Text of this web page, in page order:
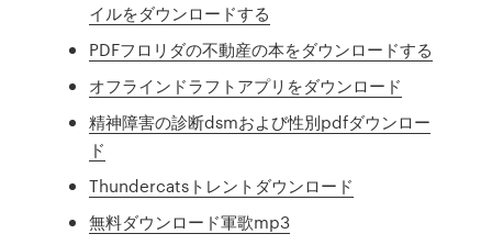
イルをダウンロードする
PDFフロリダの不動産の本をダウンロードする
オフラインドラフトアプリをダウンロード
精神障害の診断dsmおよび性別pdfダウンロー
ド
Thundercatsトレントダウンロード
無料ダウンロード軍歌mp3